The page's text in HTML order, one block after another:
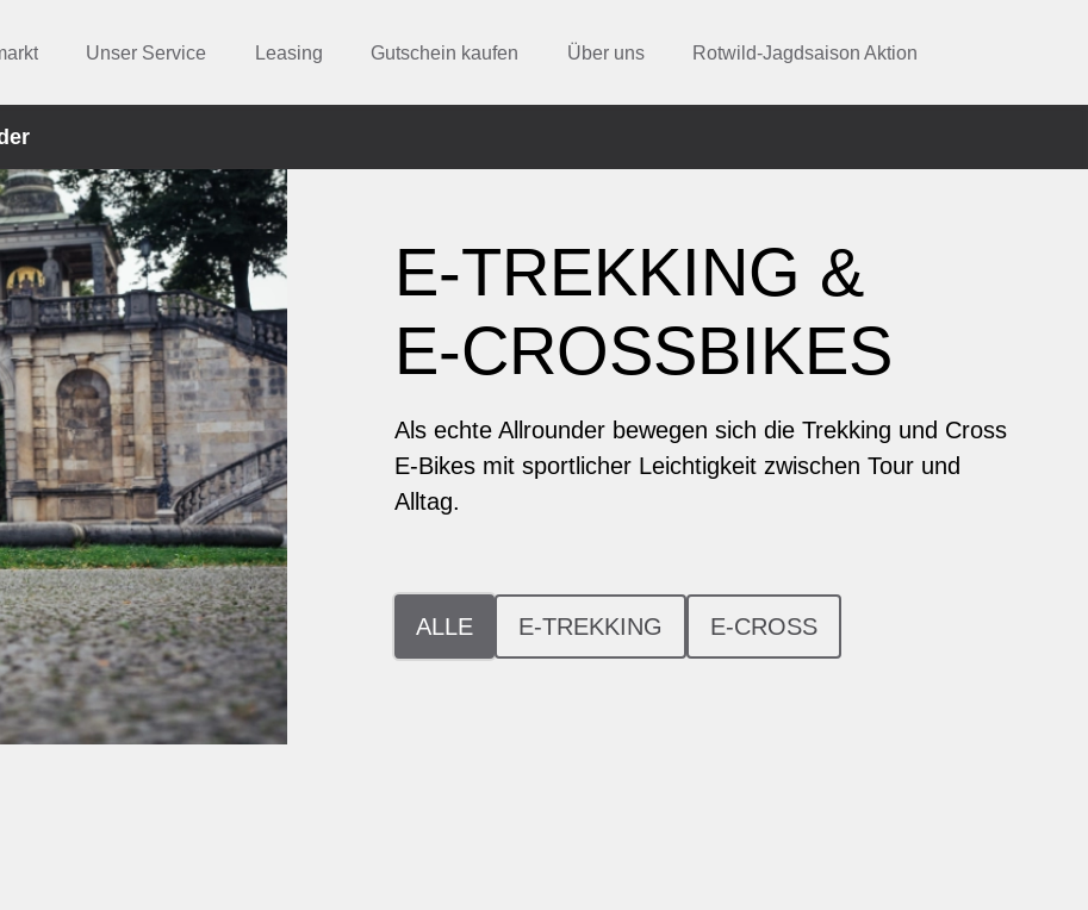
Unser Service Leasing Gutschein kaufen Über uns Rotwild-Jagdsaison Aktion
E-TREKKING &
E-CROSSBIKES
Als echte Allrounder bewegen sich die Trekking und Cross
E-Bikes mit sportlicher Leichtigkeit zwischen Tour und
Alltag.
ALLE E-TREKKING E-CROSS